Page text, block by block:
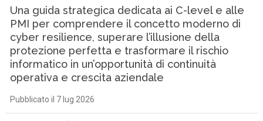
Una guida strategica dedicata ai C-level e alle
PMI per comprendere il concetto moderno di
cyber resilience, superare l’illusione della
protezione perfetta e trasformare il rischio
informatico in un’opportunità di continuità
operativa e crescita aziendale
Pubblicato il 7 lug 2026